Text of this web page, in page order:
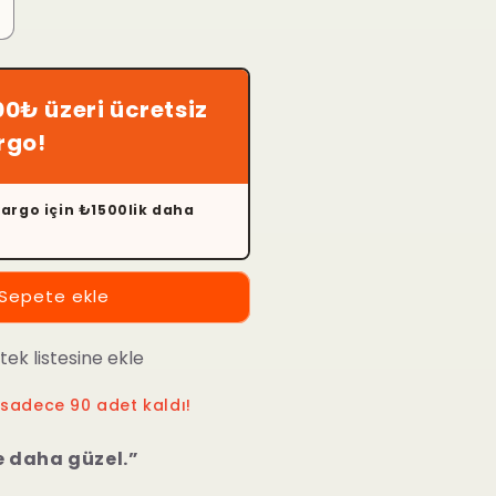
üzeri ücretsiz
için ₺1500lik daha
ekle
listesine ekle
90 adet kaldı!
daha güzel.”